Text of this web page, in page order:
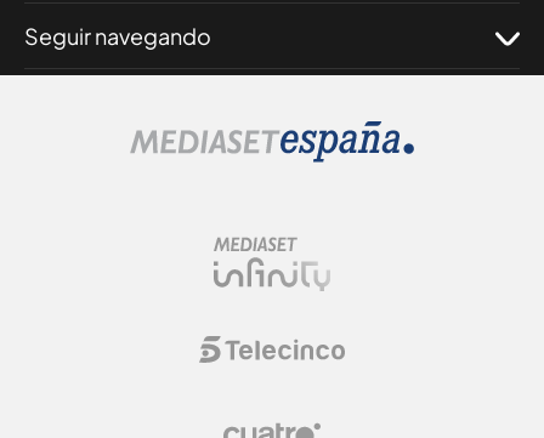
Seguir navegando